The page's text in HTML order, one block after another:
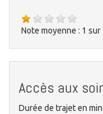
Note moyenne : 1 sur
Accès aux
Durée de trajet en